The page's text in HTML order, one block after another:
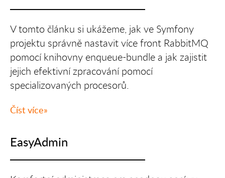
V tomto článku si ukážeme, jak ve Symfony
projektu správně nastavit více front RabbitMQ
pomocí knihovny enqueue-bundle a jak zajistit
jejich efektivní zpracování pomocí
specializovaných procesorů.
Číst více
EasyAdmin